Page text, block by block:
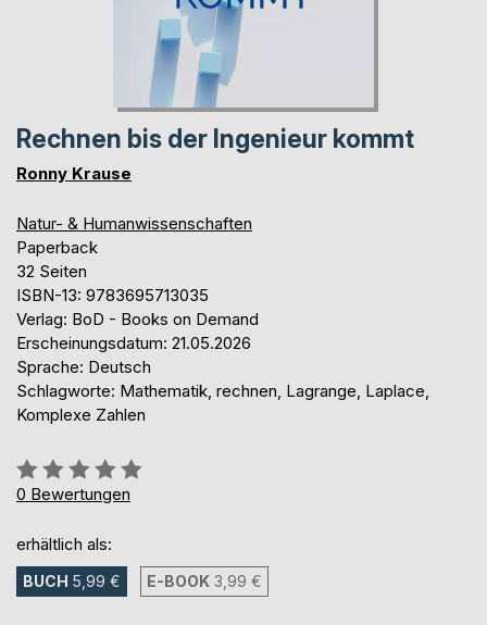
Rechnen bis der Ingenieur kommt
Ronny Krause
Natur- & Humanwissenschaften
Paperback
32 Seiten
ISBN-13: 9783695713035
Verlag: BoD - Books on Demand
Erscheinungsdatum: 21.05.2026
Sprache: Deutsch
Schlagworte: Mathematik, rechnen, Lagrange, Laplace,
Komplexe Zahlen
Bewertung::
0%
0 Bewertungen
erhältlich als:
BUCH 5,99 € E-BOOK 3,99 €